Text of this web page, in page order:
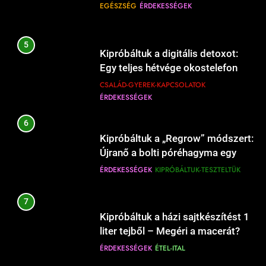
Hogyan válasszunk autós
gyerekülést biztonságosan?
Mikor kell babahordozót újra
vásárolni?
Mennyit egyen a baba?
után?
10
Mikor kell előmelegíteni a sütőt, és
mikor felesleges?
ÉRDEKESSÉGEK
11
Mikor kell a zöldségeket sózni
főzés közben?
12
Mikor kell lefedni a levest
főzéskor?
EGÉSZSÉG ÉRDEKESSÉGEK
5
Kipróbáltuk a digitális detoxot:
Egy teljes hétvége okostelefon
nélkül a családdal.
CSALÁD-GYEREK-KAPCSOLATOK
ÉRDEKESSÉGEK
6
Kipróbáltuk a „Regrow” módszert:
Újranő a bolti póréhagyma egy
pohár vízben?
ÉRDEKESSÉGEK KIPRÓBÁLTUK-TESZTELTÜK
7
Kipróbáltuk a házi sajtkészítést 1
liter tejből – Megéri a macerát?
ÉRDEKESSÉGEK ÉTEL-ITAL